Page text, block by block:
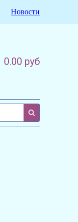
Новости
0.00 руб